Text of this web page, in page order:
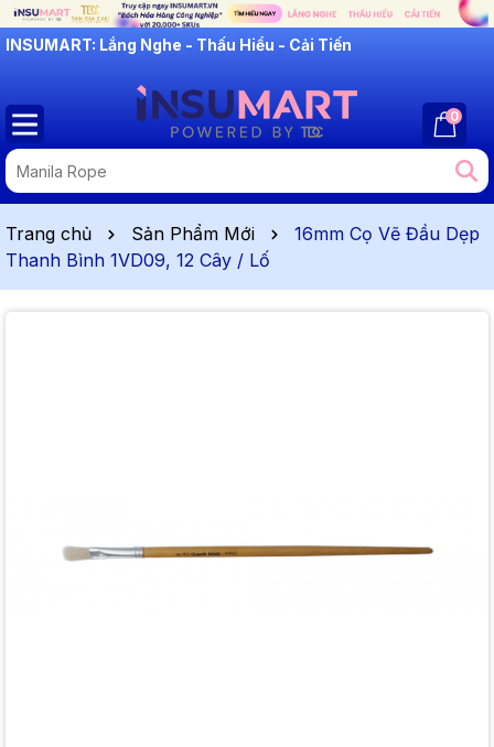
INSUMART: Lắng Nghe - Thấu Hiểu - Cải Tiến
Phục vụ 25,000+ Mã hàng cho Năng Lượng - Hàng Hải - Sản
0
Trang chủ Sản Phẩm Mới
16mm Cọ Vẽ Đầu Dẹp
Thanh Bình 1VD09, 12 Cây / Lố